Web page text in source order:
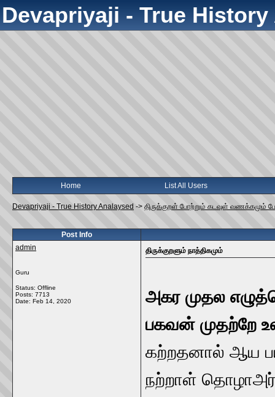
Devapriyaji - True
Home List All Users
Devapriyaji - True History Analaysed -> திருக்குறள் போற்றும் கடவுள் வணக்கமும்
Post Info
admin
Guru
Status: Offline
Posts: 7713
Date: Feb 14, 2020
திருக்குறளும் நாத்திகமும்
அகர முதல
பகவன் முதற்றே
கற்றதனால் ஆய
நற்றாள் தொழாஅர்